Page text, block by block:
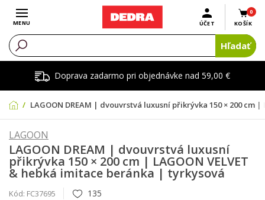
Doprava zadarmo pri objednávke nad 59,00 €
Otvoriť menu
MENU
0
KOŠÍK
ÚČET
Hľadať
LAGOON DREAM | dvouvrstvá luxusní přikrývka 150 × 200 cm
LAGOON
LAGOON DREAM | dvouvrstvá luxusní
přikrývka 150 × 200 cm | LAGOON VELVET
& hebká imitace beránka | tyrkysová
Kód: FC37695 135